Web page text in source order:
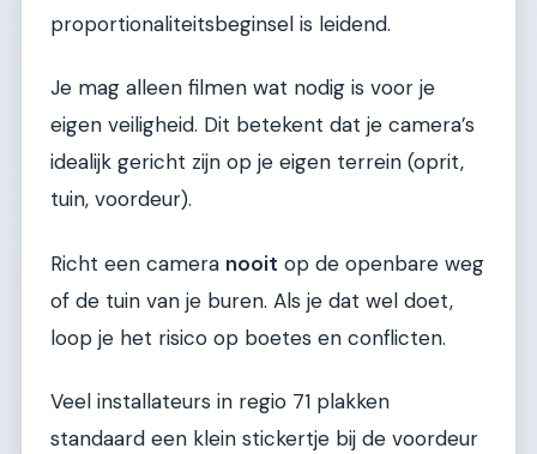
proportionaliteitsbeginsel is leidend.
Je mag alleen filmen wat nodig is voor je
eigen veiligheid. Dit betekent dat je camera’s
idealijk gericht zijn op je eigen terrein (oprit,
tuin, voordeur).
Richt een camera nooit op de openbare weg
of de tuin van je buren. Als je dat wel doet,
loop je het risico op boetes en conflicten.
Veel installateurs in regio 71 plakken
standaard een klein stickertje bij de voordeur